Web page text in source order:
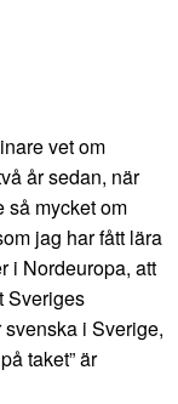
vet om
år sedan, när
så mycket om
jag har fått lära
i Nordeuropa, att
Sveriges
i Sverige,
taket” är